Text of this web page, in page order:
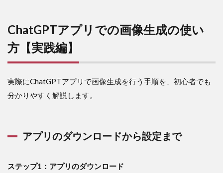
ChatGPTアプリでの画像生成の使い
方【実践編】
実際にChatGPTアプリで画像生成を行う手順を、初心者でも
分かりやすく解説します。
アプリのダウンロードから設定まで
ステップ1：アプリのダウンロード